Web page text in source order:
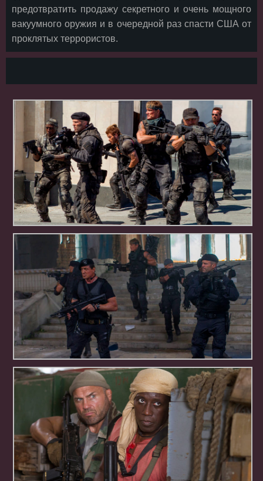
предотвратить продажу секретного и очень мощного
вакуумного оружия и в очередной раз спасти США от
проклятых террористов.